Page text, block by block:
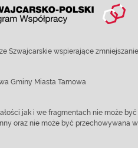
Szwajcarskie wspierające
Gminy Miasta Tarnowa
jak i we fragmentach nie może
oraz nie może być przechowywana